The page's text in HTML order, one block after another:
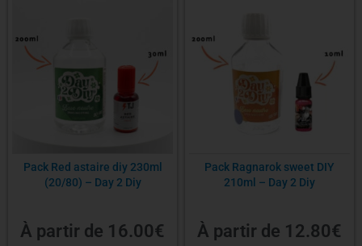
Pack Red astaire diy 230ml
(20/80) – Day 2 Diy
À partir de 16.00€
Pack Ragnarok sweet DIY
210ml – Day 2 Diy
À partir de 12.80€